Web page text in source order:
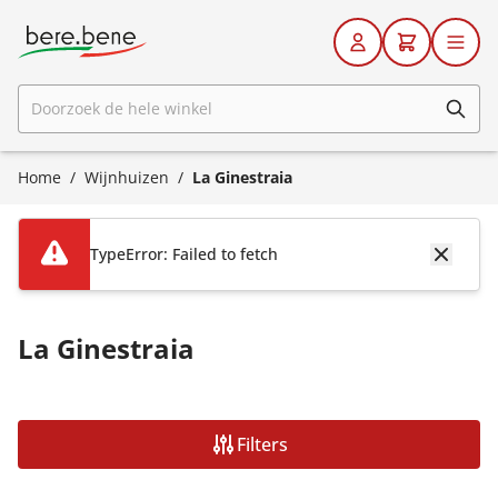
Doorzoek de hele winkel
Home / Wijnhuizen / La Ginestraia
TypeError: Failed to fetch
La Ginestraia
Filters